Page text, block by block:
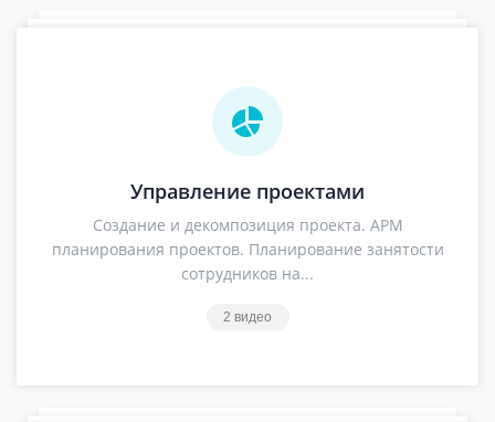
Управление проектами
Создание и декомпозиция проекта. АРМ
планирования проектов. Планирование занятости
сотрудников на...
2 видео